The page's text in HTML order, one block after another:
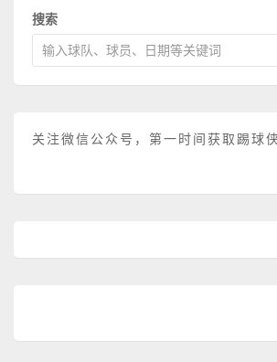
搜索
关注微信公众号，第一时间获取踢球